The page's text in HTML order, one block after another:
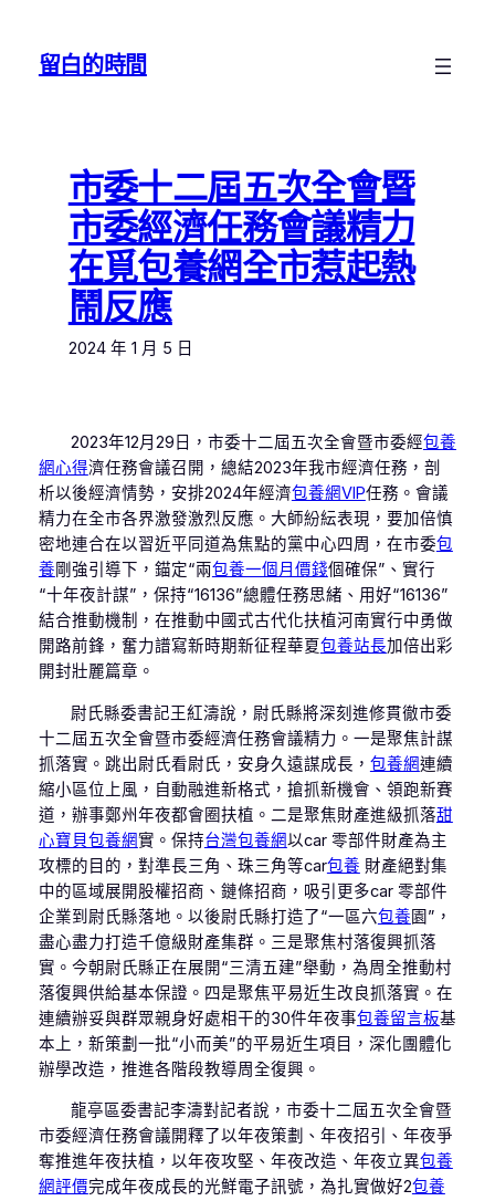
留白的時間
市委十二屆五次全會暨
市委經濟任務會議精力
在覓包養網全市惹起熱
鬧反應
2024 年 1 月 5 日
2023年12月29日，市委十二屆五次全會暨市委經包養
網心得濟任務會議召開，總結2023年我市經濟任務，剖
析以後經濟情勢，安排2024年經濟包養網VIP任務。會議
精力在全市各界激發激烈反應。大師紛紜表現，要加倍慎
密地連合在以習近平同道為焦點的黨中心四周，在市委包
養剛強引導下，錨定“兩包養一個月價錢個確保”、實行
“十年夜計謀”，保持“16136”總體任務思緒、用好“16136”
結合推動機制，在推動中國式古代化扶植河南實行中勇做
開路前鋒，奮力譜寫新時期新征程華夏包養站長加倍出彩
開封壯麗篇章。
尉氏縣委書記王紅濤說，尉氏縣將深刻進修貫徹市委
十二屆五次全會暨市委經濟任務會議精力。一是聚焦計謀
抓落實。跳出尉氏看尉氏，安身久遠謀成長， 包養網連續
縮小區位上風，自動融進新格式，搶抓新機會、領跑新賽
道，辦事鄭州年夜都會圈扶植。二是聚焦財產進級抓落甜
心寶貝包養網實。保持台灣包養網以car 零部件財產為主
攻標的目的，對準長三角、珠三角等car包養 財產絕對集
中的區域展開股權招商、鏈條招商，吸引更多car 零部件
企業到尉氏縣落地。以後尉氏縣打造了“一區六包養園”，
盡心盡力打造千億級財產集群。三是聚焦村落復興抓落
實。今朝尉氏縣正在展開“三清五建”舉動，為周全推動村
落復興供給基本保證。四是聚焦平易近生改良抓落實。在
連續辦妥與群眾親身好處相干的30件年夜事包養留言板基
本上，新策劃一批“小而美”的平易近生項目，深化團體化
辦學改造，推進各階段教導周全復興。
龍亭區委書記李濤對記者說，市委十二屆五次全會暨
市委經濟任務會議開釋了以年夜策劃、年夜招引、年夜爭
奪推進年夜扶植，以年夜攻堅、年夜改造、年夜立異包養
網評價完成年夜成長的光鮮電子訊號，為扎實做好2包養